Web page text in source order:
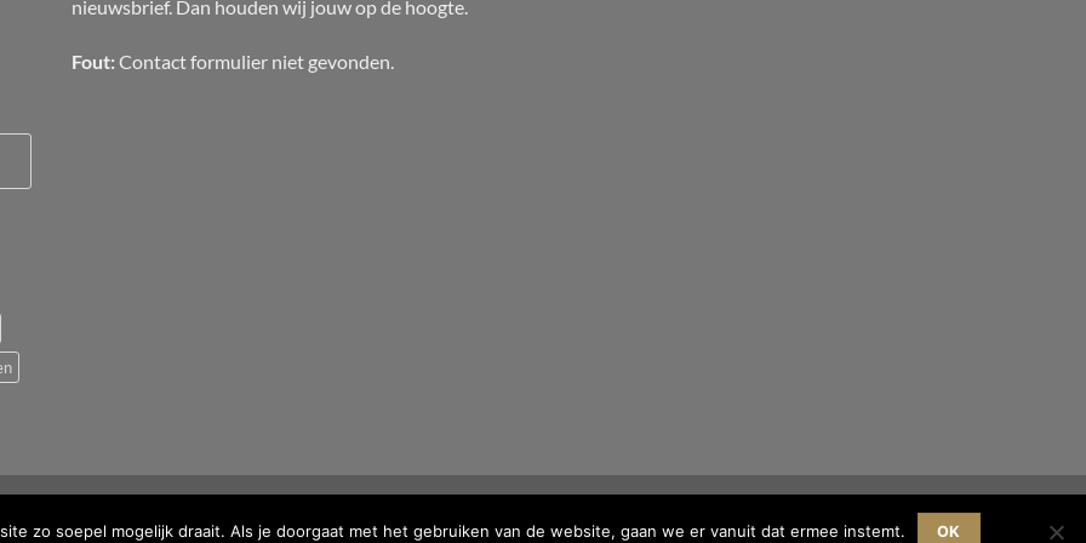
nieuwsbrief. Dan houden wij jouw op de hoogte.
Fout: Contact formulier niet gevonden.
zo soepel mogelijk draait. Als je doorgaat met het gebruiken van de website, gaan we er vanuit dat ermee instemt. OK